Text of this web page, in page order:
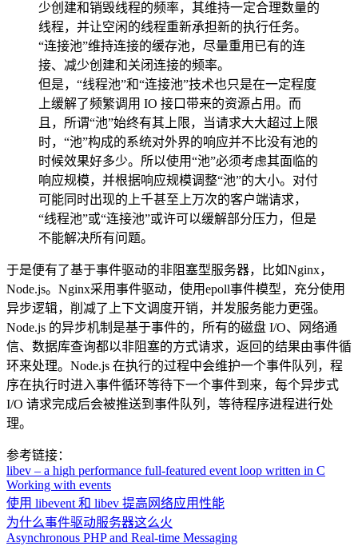
少创建和销毁线程的频率，其维持一定合理数量的
线程，并让空闲的线程重新承担新的执行任务。
“连接池”维持连接的缓存池，尽量重用已有的连
接、减少创建和关闭连接的频率。
但是，“线程池”和“连接池”技术也只是在一定程度
上缓解了频繁调用 IO 接口带来的资源占用。而
且，所谓“池”始终有其上限，当请求大大超过上限
时，“池”构成的系统对外界的响应并不比没有池的
时候效果好多少。所以使用“池”必须考虑其面临的
响应规模，并根据响应规模调整“池”的大小。对付
可能同时出现的上千甚至上万次的客户端请求，
“线程池”或“连接池”或许可以缓解部分压力，但是
不能解决所有问题。
于是便有了基于事件驱动的非阻塞型服务器，比如Nginx，
Node.js。Nginx采用事件驱动，使用epoll事件模型，充分使用
异步逻辑，削减了上下文调度开销，并发服务能力更强。
Node.js 的异步机制是基于事件的，所有的磁盘 I/O、网络通
信、数据库查询都以非阻塞的方式请求，返回的结果由事件循
环来处理。Node.js 在执行的过程中会维护一个事件队列，程
序在执行时进入事件循环等待下一个事件到来，每个异步式
I/O 请求完成后会被推送到事件队列，等待程序进程进行处
理。
参考链接：
libev – a high performance full-featured event loop written in C
Working with events
使用 libevent 和 libev 提高网络应用性能
为什么事件驱动服务器这么火
Asynchronous PHP and Real-time Messaging